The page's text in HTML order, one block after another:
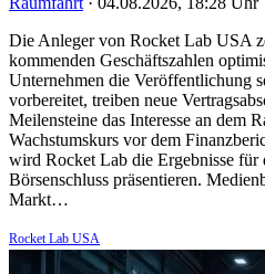
Die Anleger von Rocket Lab USA
kommenden Geschäftszahlen
Unternehmen die Veröffentlichung
vorbereitet, treiben neue
Meilensteine das Interesse an dem
Wachstumskurs vor dem
wird Rocket Lab die Ergebnisse für
Börsenschluss präsentieren.
Markt…
Rocket Lab USA